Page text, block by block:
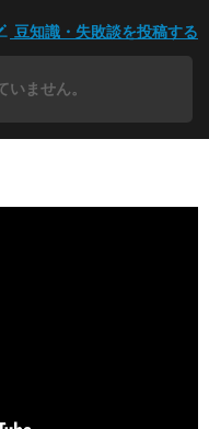
豆知識・失敗談を投稿する
ません。